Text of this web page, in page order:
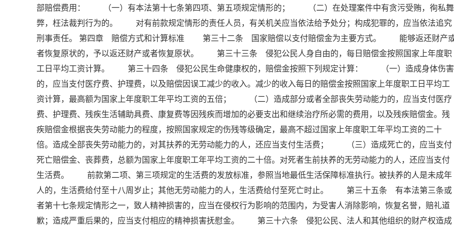
部赔偿费用： （一）有本法第十七条第四项、第五项规定情形的； （二）在处理案件中有贪污受贿，徇私舞
弊，枉法裁判行为的。 对有前款规定情形的责任人员，有关机关应当依法给予处分；构成犯罪的，应当依法追究
刑事责任。 第四章 赔偿方式和计算标准 第三十二条 国家赔偿以支付赔偿金为主要方式。 能够返还财产
者恢复原状的，予以返还财产或者恢复原状。 第三十三条 侵犯公民人身自由的，每日赔偿金按照国家上年度职
工日平均工资计算。 第三十四条 侵犯公民生命健康权的，赔偿金按照下列规定计算： （一）造成身体伤害
的，应当支付医疗费、护理费，以及赔偿因误工减少的收入。减少的收入每日的赔偿金按照国家上年度职工日平均工
资计算，最高额为国家上年度职工年平均工资的五倍； （二）造成部分或者全部丧失劳动能力的，应当支付医疗
费、护理费、残疾生活辅助具费、康复费等因残疾而增加的必要支出和继续治疗所必需的费用，以及残疾赔偿金。残
疾赔偿金根据丧失劳动能力的程度，按照国家规定的伤残等级确定，最高不超过国家上年度职工年平均工资的二十
倍。造成全部丧失劳动能力的，对其扶养的无劳动能力的人，还应当支付生活费； （三）造成死亡的，应当支付
死亡赔偿金、丧葬费，总额为国家上年度职工年平均工资的二十倍。对死者生前扶养的无劳动能力的人，还应当支付
生活费。 前款第二项、第三项规定的生活费的发放标准，参照当地最低生活保障标准执行。被扶养的人是未成年
人的，生活费给付至十八周岁止；其他无劳动能力的人，生活费给付至死亡时止。 第三十五条 有本法第三条或
者第十七条规定情形之一，致人精神损害的，应当在侵权行为影响的范围内，为受害人消除影响，恢复名誉，赔礼道
歉；造成严重后果的，应当支付相应的精神损害抚慰金。 第三十六条 侵犯公民、法人和其他组织的财产权造成